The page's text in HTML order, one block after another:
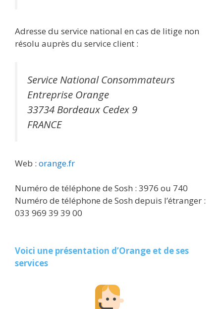
Adresse du service national en cas de litige non
résolu auprès du service client :
Service National Consommateurs
Entreprise Orange
33734 Bordeaux Cedex 9
FRANCE
Web : orange.fr
Numéro de téléphone de Sosh : 3976 ou 740
Numéro de téléphone de Sosh depuis l’étranger :
033 969 39 39 00
Voici une présentation d’Orange et de ses
services